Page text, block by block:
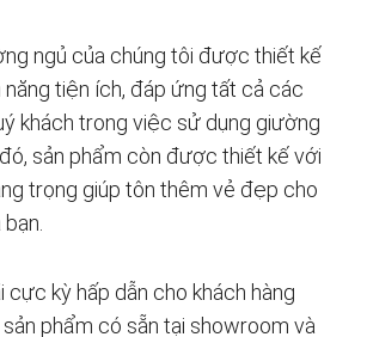
ngủ của chúng tôi được thiết kế
tiện ích, đáp ứng tất cả các
khách trong việc sử dụng giường
sản phẩm còn được thiết kế với
trọng giúp tôn thêm vẻ đẹp cho
cực kỳ hấp dẫn cho khách hàng
phẩm có sẵn tại showroom và